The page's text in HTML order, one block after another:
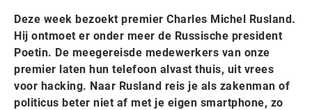
Deze week bezoekt premier Charles Michel Rusland.
Hij ontmoet er onder meer de Russische president
Poetin. De meegereisde medewerkers van onze
premier laten hun telefoon alvast thuis, uit vrees
voor hacking. Naar Rusland reis je als zakenman of
politicus beter niet af met je eigen smartphone, zo